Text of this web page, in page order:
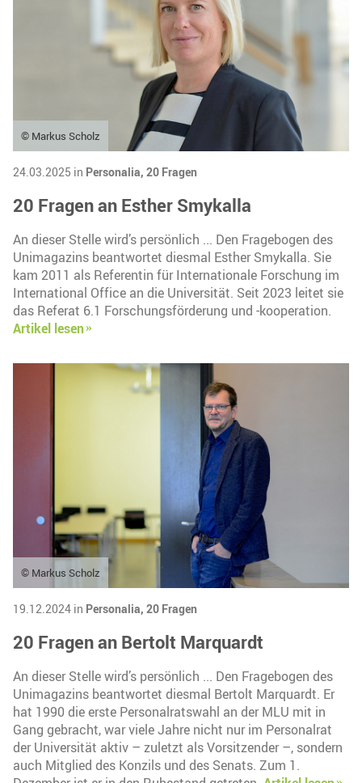
© Markus Scholz
24.03.2025 in Personalia, 20 Fragen
20 Fragen an Esther Smykalla
An dieser Stelle wird’s persönlich ... Den Fragebogen des
Unimagazins beantwortet diesmal Esther Smykalla. Sie
kam 2011 als Referentin für Internationale Forschung im
International Office an die Universität. Seit 2023 leitet sie
das Referat 6.1 Forschungsförderung und -kooperation.
Artikel lesen
© Markus Scholz
19.12.2024 in Personalia, 20 Fragen
20 Fragen an Bertolt Marquardt
An dieser Stelle wird’s persönlich ... Den Fragebogen des
Unimagazins beantwortet diesmal Bertolt Marquardt. Er
hat 1990 die erste Personalratswahl an der MLU mit in
Gang gebracht, war viele Jahre nicht nur im Personalrat
der Universität aktiv – zuletzt als Vorsitzender –, sondern
auch Mitglied des Konzils und des Senats. Zum 1.